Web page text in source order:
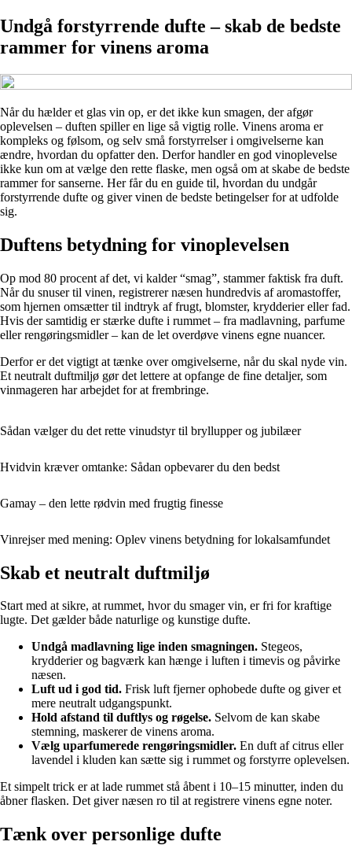
Undgå forstyrrende dufte – skab de bedste
rammer for vinens aroma
Når du hælder et glas vin op, er det ikke kun smagen, der afgør
oplevelsen – duften spiller en lige så vigtig rolle. Vinens aroma er
kompleks og følsom, og selv små forstyrrelser i omgivelserne kan
ændre, hvordan du opfatter den. Derfor handler en god vinoplevelse
ikke kun om at vælge den rette flaske, men også om at skabe de bedste
rammer for sanserne. Her får du en guide til, hvordan du undgår
forstyrrende dufte og giver vinen de bedste betingelser for at udfolde
sig.
Duftens betydning for vinoplevelsen
Op mod 80 procent af det, vi kalder “smag”, stammer faktisk fra duft.
Når du snuser til vinen, registrerer næsen hundredvis af aromastoffer,
som hjernen omsætter til indtryk af frugt, blomster, krydderier eller fad.
Hvis der samtidig er stærke dufte i rummet – fra madlavning, parfume
eller rengøringsmidler – kan de let overdøve vinens egne nuancer.
Derfor er det vigtigt at tænke over omgivelserne, når du skal nyde vin.
Et neutralt duftmiljø gør det lettere at opfange de fine detaljer, som
vinmageren har arbejdet for at frembringe.
Sådan vælger du det rette vinudstyr til bryllupper og jubilæer
Hvidvin kræver omtanke: Sådan opbevarer du den bedst
Gamay – den lette rødvin med frugtig finesse
Vinrejser med mening: Oplev vinens betydning for lokalsamfundet
Skab et neutralt duftmiljø
Start med at sikre, at rummet, hvor du smager vin, er fri for kraftige
lugte. Det gælder både naturlige og kunstige dufte.
Undgå madlavning lige inden smagningen. Stegeos,
krydderier og bagværk kan hænge i luften i timevis og påvirke
næsen.
Luft ud i god tid. Frisk luft fjerner ophobede dufte og giver et
mere neutralt udgangspunkt.
Hold afstand til duftlys og røgelse. Selvom de kan skabe
stemning, maskerer de vinens aroma.
Vælg uparfumerede rengøringsmidler. En duft af citrus eller
lavendel i kluden kan sætte sig i rummet og forstyrre oplevelsen.
Et simpelt trick er at lade rummet stå åbent i 10–15 minutter, inden du
åbner flasken. Det giver næsen ro til at registrere vinens egne noter.
Tænk over personlige dufte